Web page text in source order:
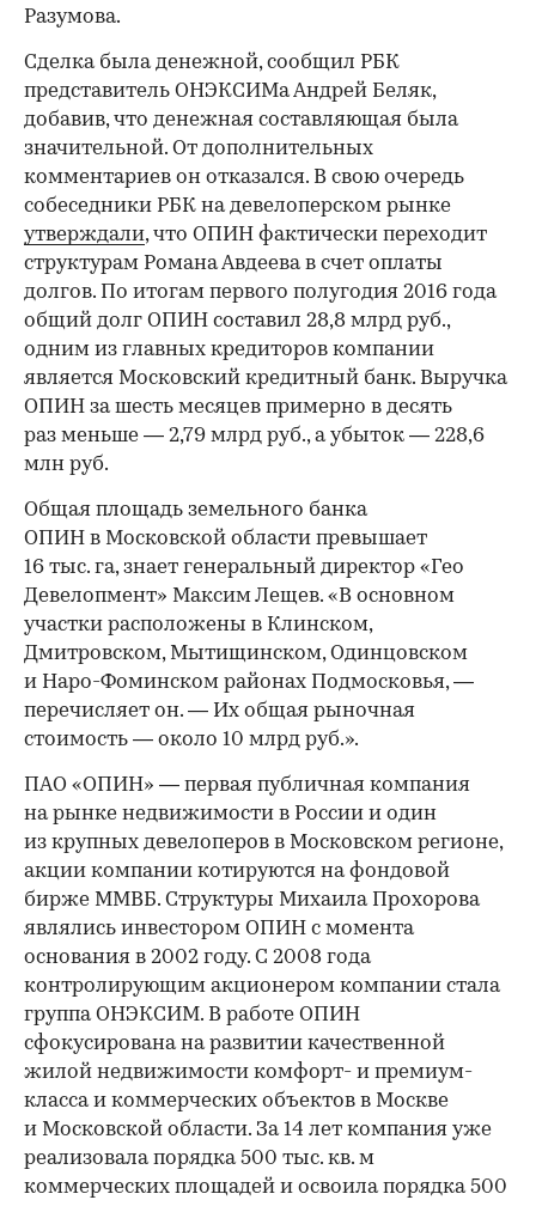
Разумова.
Сделка была денежной, сообщил РБК
представитель ОНЭКСИМа Андрей Беляк,
добавив, что денежная составляющая была
значительной. От дополнительных
комментариев он отказался. В свою очередь
собеседники РБК на девелоперском рынке
утверждали, что ОПИН фактически переходит
структурам Романа Авдеева в счет оплаты
долгов. По итогам первого полугодия 2016 года
общий долг ОПИН составил 28,8 млрд руб.,
одним из главных кредиторов компании
является Московский кредитный банк. Выручка
ОПИН за шесть месяцев примерно в десять
раз меньше — 2,79 млрд руб., а убыток — 228,6
млн руб.
Общая площадь земельного банка
ОПИН в Московской области превышает
16 тыс. га, знает генеральный директор «Гео
Девелопмент» Максим Лещев. «В основном
участки расположены в Клинском,
Дмитровском, Мытищинском, Одинцовском
и Наро-Фоминском районах Подмосковья, —
перечисляет он. — Их общая рыночная
стоимость — около 10 млрд руб.».
ПАО «ОПИН» — первая публичная компания
на рынке недвижимости в России и один
из крупных девелоперов в Московском регионе,
акции компании котируются на фондовой
бирже ММВБ. Структуры Михаила Прохорова
являлись инвестором ОПИН с момента
основания в 2002 году. С 2008 года
контролирующим акционером компании стала
группа ОНЭКСИМ. В работе ОПИН
сфокусирована на развитии качественной
жилой недвижимости комфорт- и премиум-
класса и коммерческих объектов в Москве
и Московской области. За 14 лет компания уже
реализовала порядка 500 тыс. кв. м
коммерческих площадей и освоила порядка 500